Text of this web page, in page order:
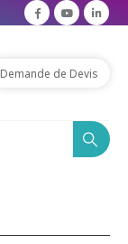
Demande de Devis